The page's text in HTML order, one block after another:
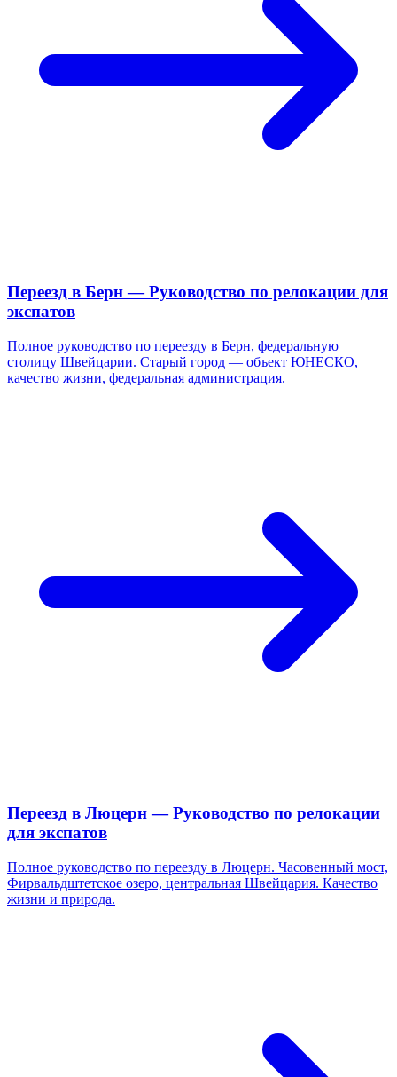
Переезд в Берн — Руководство по релокации для
экспатов
Полное руководство по переезду в Берн, федеральную
столицу Швейцарии. Старый город — объект ЮНЕСКО,
качество жизни, федеральная администрация.
Переезд в Люцерн — Руководство по релокации
для экспатов
Полное руководство по переезду в Люцерн. Часовенный мост,
Фирвальдштетское озеро, центральная Швейцария. Качество
жизни и природа.